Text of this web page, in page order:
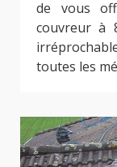
de vous
couvreur à
toutes les